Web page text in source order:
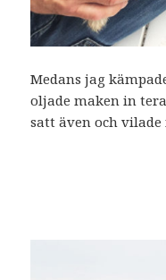
Medans jag
oljade maken in
satt även och